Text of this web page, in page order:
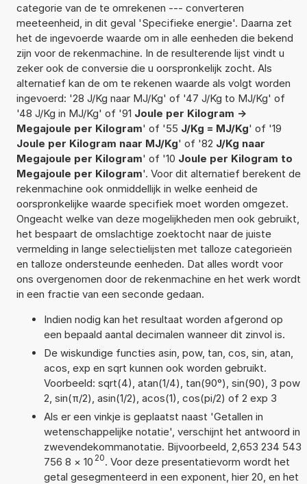
categorie van de te omrekenen --- converteren
meeteenheid, in dit geval 'Specifieke energie'. Daarna zet
het de ingevoerde waarde om in alle eenheden die bekend
zijn voor de rekenmachine. In de resulterende lijst vindt u
zeker ook de conversie die u oorspronkelijk zocht. Als
alternatief kan de om te rekenen waarde als volgt worden
ingevoerd: '28 J/Kg naar MJ/Kg' of '47 J/Kg to MJ/Kg' of
'48 J/Kg in MJ/Kg' of '91 Joule per Kilogram ->
Megajoule per Kilogram' of '55 J/Kg = MJ/Kg' of '19
Joule per Kilogram naar MJ/Kg' of '82 J/Kg naar
Megajoule per Kilogram' of '10 Joule per Kilogram to
Megajoule per Kilogram'. Voor dit alternatief berekent de
rekenmachine ook onmiddellijk in welke eenheid de
oorspronkelijke waarde specifiek moet worden omgezet.
Ongeacht welke van deze mogelijkheden men ook gebruikt,
het bespaart de omslachtige zoektocht naar de juiste
vermelding in lange selectielijsten met talloze categorieën
en talloze ondersteunde eenheden. Dat alles wordt voor
ons overgenomen door de rekenmachine en het werk wordt
in een fractie van een seconde gedaan.
Indien nodig kan het resultaat worden afgerond op
een bepaald aantal decimalen wanneer dit zinvol is.
De wiskundige functies asin, pow, tan, cos, sin, atan,
acos, exp en sqrt kunnen ook worden gebruikt.
Voorbeeld: sqrt(4), atan(1/4), tan(90°), sin(90), 3 pow
2, sin(π/2), asin(1/2), acos(1), cos(pi/2) of 2 exp 3
Als er een vinkje is geplaatst naast 'Getallen in
wetenschappelijke notatie', verschijnt het antwoord in
zwevendekommanotatie. Bijvoorbeeld, 2,653 234 543
756 8 × 10 20. Voor deze presentatievorm wordt het
getal gesegmenteerd in een exponent, hier 20, en het